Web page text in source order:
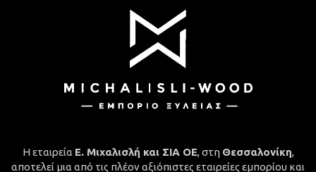
Η εταιρεία Ε. Μιχαλισλή και ΣΙΑ ΟΕ, στη Θεσσαλονίκη,
αποτελεί μια από τις πλέον αξιόπιστες εταιρείες εμπορίου και